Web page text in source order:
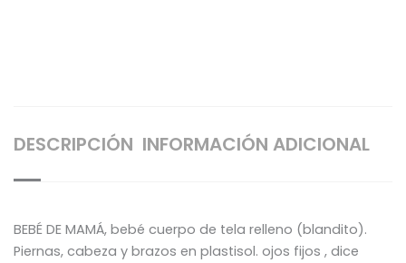
DESCRIPCIÓN INFORMACIÓN ADICIONAL
BEBÉ DE MAMÁ, bebé cuerpo de tela relleno (blandito).
Piernas, cabeza y brazos en plastisol. ojos fijos , dice